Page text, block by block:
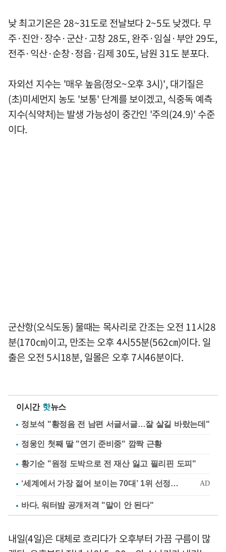
낮 최고기온은 28~31도로 전날보다 2~5도 낮겠다. 무
주·진안·장수·군산·고창 28도, 완주·임실·부안 29도,
전주·익산·순창·정읍·김제 30도, 남원 31도 분포다.
자외선 지수는 '매우 높음(정오~오후 3시)', 대기질은
(초)미세먼지 농도 '보통' 단계를 보이겠고, 식중독 예측
지수(식약처)는 발생 가능성이 중간인 '주의(24.9)' 수준
이다.
군산항(오식도동) 물때는 목사리로 간조는 오전 11시28
분(170㎝)이고, 만조는 오후 4시55분(562㎝)이다. 일
출은 오전 5시18분, 일몰은 오후 7시46분이다.
이시간 핫뉴스
정보석 "황정음 전 남편 서글서글…잘 살길 바랐는데"
정웅인 첫째 딸 "연기 준비중" 깜짝 근황
황기순 "원정 도박으로 전 재산 잃고 필리핀 도피"
바다, 워터밤 공개저격 "말이 안 된다"
내일(4일)은 대체로 흐리다가 오후부터 가끔 구름이 많